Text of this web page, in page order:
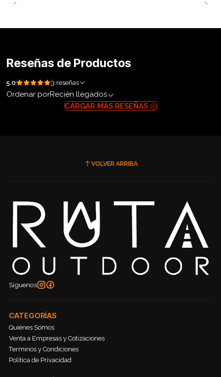
Reseñas de Productos
5.0 3 reseñas
Ordenar porRecién llegados
CARGAR MÁS RESEÑAS
VOLVER ARRIBA
Síguenos
CATEGORÍAS
Quiénes Somos
Venta a Empresas y Cotizaciones
Terminos y Condiciones
Política de Privacidad